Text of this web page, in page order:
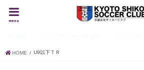
menu
HOME U9以下ＴＲ